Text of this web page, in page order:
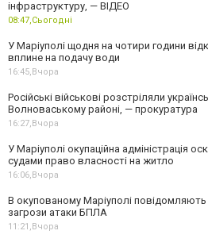
інфраструктуру, — ВІДЕО
08:47,Сьогодні
У Маріуполі щодня на чотири години
вплине на подачу води
16:45,Вчора
Російські військові розстріляли
Волноваському районі, — прокуратура
16:27,Вчора
У Маріуполі окупаційна адміністрація
судами право власності на житло
16:06,Вчора
В окупованому Маріуполі повідомляють
загрози атаки БПЛА
11:21,Вчора